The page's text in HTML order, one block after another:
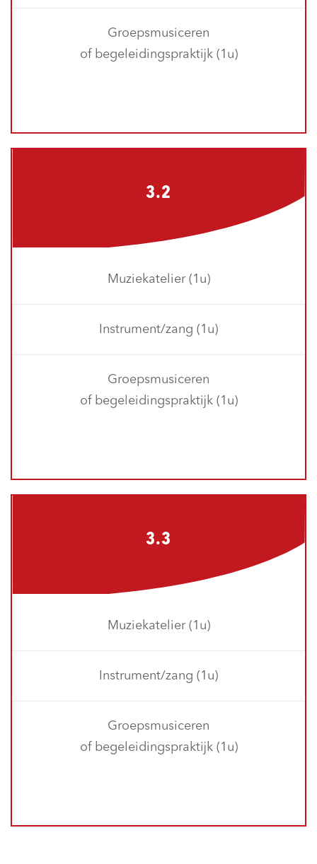
Groepsmusiceren
of begeleidingspraktijk (1u)
3.2
Muziekatelier (1u)
Instrument/zang (1u)
Groepsmusiceren
of begeleidingspraktijk (1u)
3.3
Muziekatelier (1u)
Instrument/zang (1u)
Groepsmusiceren
of begeleidingspraktijk (1u)